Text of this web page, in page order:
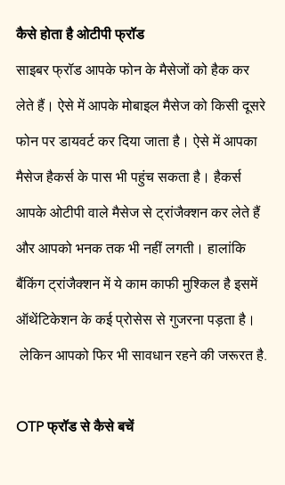
कैसे होता है ओटीपी फ्रॉड
साइबर फ्रॉड आपके फोन के मैसेजों को हैक कर
लेते हैं। ऐसे में आपके मोबाइल मैसेज को किसी दूसरे
फोन पर डायवर्ट कर दिया जाता है। ऐसे में आपका
मैसेज हैकर्स के पास भी पहुंच सकता है। हैकर्स
आपके ओटीपी वाले मैसेज से ट्रांजैक्शन कर लेते हैं
और आपको भनक तक भी नहीं लगती। हालांकि
बैंकिंग ट्रांजैक्शन में ये काम काफी मुश्किल है इसमें
ऑथेंटिकेशन के कई प्रोसेस से गुजरना पड़ता है।
लेकिन आपको फिर भी सावधान रहने की जरूरत है.
OTP फ्रॉड से कैसे बचें